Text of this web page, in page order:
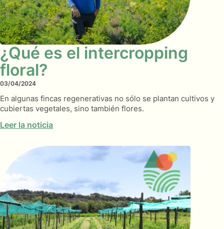
¿Qué es el intercropping
floral?
03/04/2024
En algunas fincas regenerativas no sólo se plantan cultivos y
cubiertas vegetales, sino también flores.
Leer la noticia